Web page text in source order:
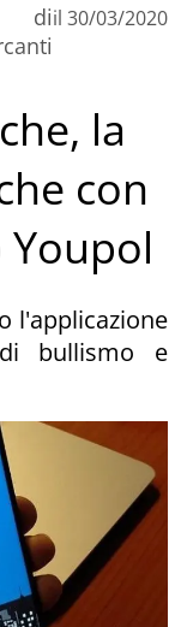
diil 30/03/2020
la
con
Youpol
l'applicazione
bullismo e